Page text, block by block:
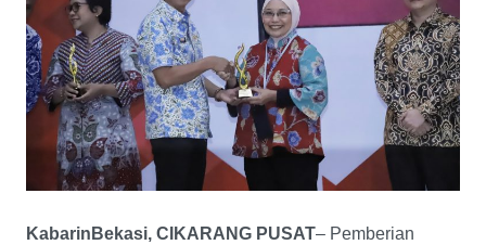
KabarinBekasi, CIKARANG PUSAT– Pemberian